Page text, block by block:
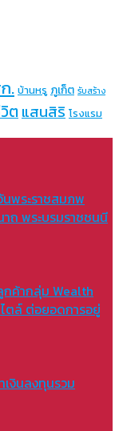
. บ้านหรู ภูเก็ต รับสร้าง
ตแสนสิริ โรงแรม
นพระราชสมภพ
าถ พระบรมราชชนนี
กค้ากลุ่ม Wealth
ตล์ ต่อยอดการอยู่
เงินลงทุนรวม